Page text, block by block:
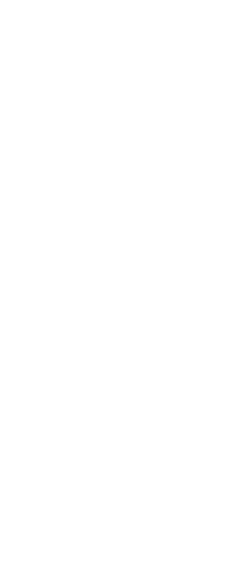
(MHP) and the Peoples’
in 81 provinces for a
turkish-citizens-